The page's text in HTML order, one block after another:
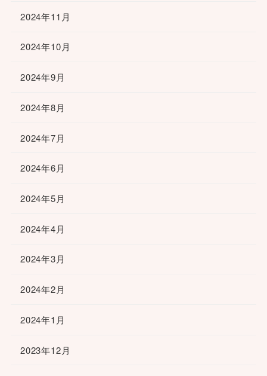
2024年11月
2024年10月
2024年9月
2024年8月
2024年7月
2024年6月
2024年5月
2024年4月
2024年3月
2024年2月
2024年1月
2023年12月